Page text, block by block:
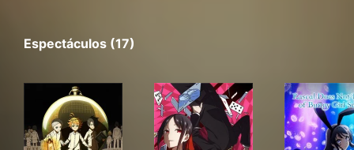
Espectáculos (17)